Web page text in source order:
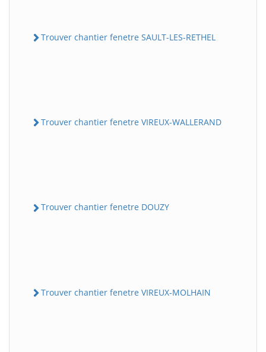
Trouver chantier fenetre SAULT-LES-RETHEL
Trouver chantier fenetre VIREUX-WALLERAND
Trouver chantier fenetre DOUZY
Trouver chantier fenetre VIREUX-MOLHAIN